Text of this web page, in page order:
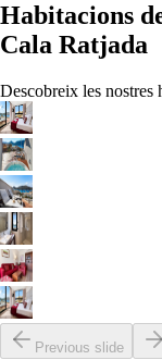
Habitacions
Cala Ratjada
Descobreix les nostres
Previous slide